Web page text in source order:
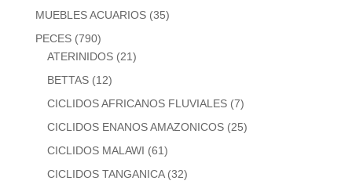
MUEBLES ACUARIOS (35)
PECES (790)
ATERINIDOS (21)
BETTAS (12)
CICLIDOS AFRICANOS FLUVIALES (7)
CICLIDOS ENANOS AMAZONICOS (25)
CICLIDOS MALAWI (61)
CICLIDOS TANGANICA (32)